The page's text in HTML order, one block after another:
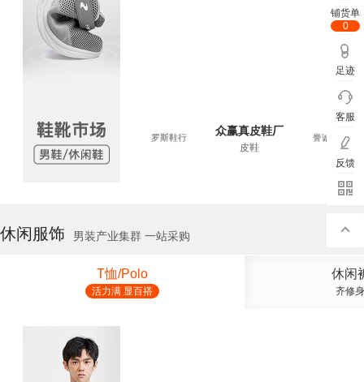
真皮鞋厂 誉诚鞋业 罗斯鞋行
众赢真皮鞋厂
皮鞋
誉诚鞋业
休闲服饰 男装产业集群 一站采购
T恤/Polo
活力满 显百搭
休闲
齐修
铺货单
0
足迹
客服
反馈